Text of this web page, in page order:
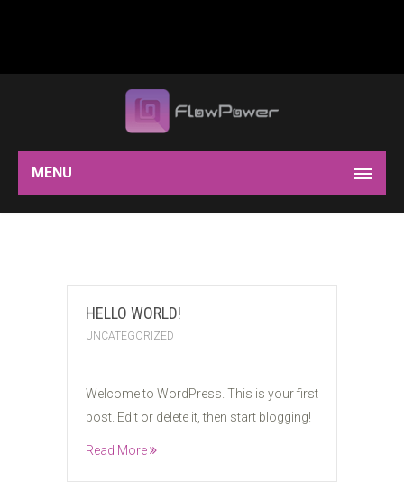
MENU
HELLO WORLD!
UNCATEGORIZED
18
FEB
Welcome to WordPress. This is your first
post. Edit or delete it, then start blogging!
Read More